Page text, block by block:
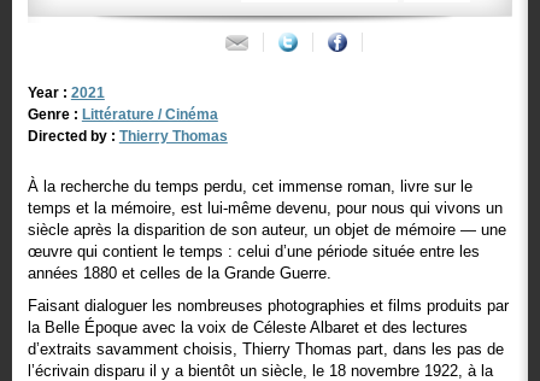
Year : 2021
Genre : Littérature / Cinéma
Directed by : Thierry Thomas
À la recherche du temps perdu, cet immense roman, livre sur le
temps et la mémoire, est lui-même devenu, pour nous qui vivons un
siècle après la disparition de son auteur, un objet de mémoire — une
œuvre qui contient le temps : celui d’une période située entre les
années 1880 et celles de la Grande Guerre.
Faisant dialoguer les nombreuses photographies et films produits par
la Belle Époque avec la voix de Céleste Albaret et des lectures
d’extraits savamment choisis, Thierry Thomas part, dans les pas de
l’écrivain disparu il y a bientôt un siècle, le 18 novembre 1922, à la